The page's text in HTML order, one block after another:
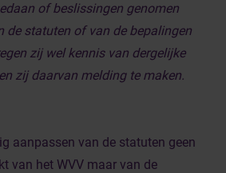
of beslissingen genomen
de statuten of van de bepalingen
zij wel kennis van dergelijke
zij daarvan melding te maken.
aanpassen van de statuten geen
van het WVV maar van de